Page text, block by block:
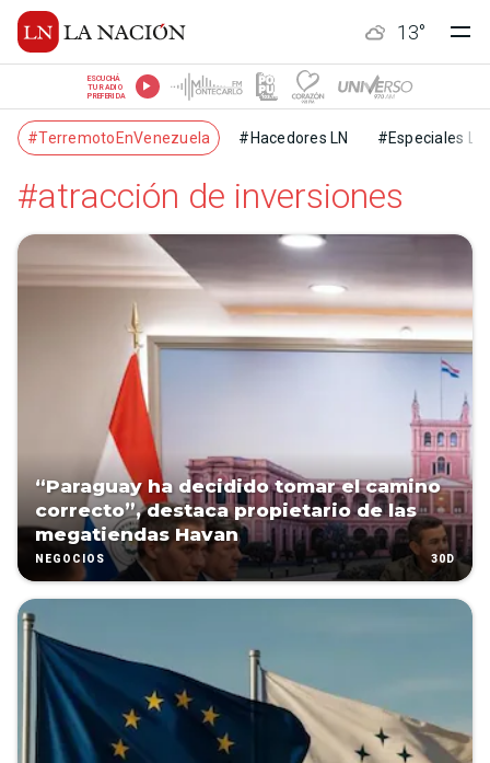
13°
ESCUCHÁ
TU RADIO
PREFERIDA
#TerremotoEnVenezuela #Hacedores LN #Especiales LN
#atracción de inversiones
“Paraguay ha decidido tomar el camino
correcto”, destaca propietario de las
megatiendas Havan
NEGOCIOS 30D